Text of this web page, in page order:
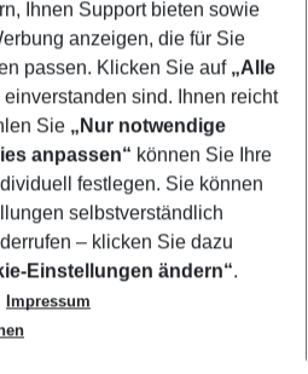
Ihnen Support bieten sowie
anzeigen, die für Sie
passen. Klicken Sie auf „Alle
einverstanden sind. Ihnen reicht
Sie „Nur notwendige
anpassen“ können Sie Ihre
festlegen. Sie können
selbstverständlich
– klicken Sie dazu
Einstellungen ändern“.
Impressum